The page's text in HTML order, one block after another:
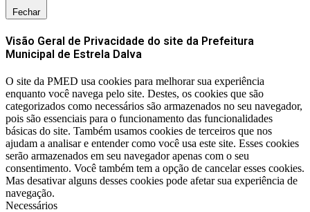
Fechar
Visão Geral de Privacidade do site da Prefeitura
Municipal de Estrela Dalva
O site da PMED usa cookies para melhorar sua experiência
enquanto você navega pelo site. Destes, os cookies que são
categorizados como necessários são armazenados no seu navegador,
pois são essenciais para o funcionamento das funcionalidades
básicas do site. Também usamos cookies de terceiros que nos
ajudam a analisar e entender como você usa este site. Esses cookies
serão armazenados em seu navegador apenas com o seu
consentimento. Você também tem a opção de cancelar esses cookies.
Mas desativar alguns desses cookies pode afetar sua experiência de
navegação.
Necessários